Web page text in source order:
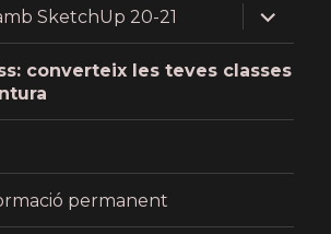
SketchUp 20-21
expand
child
menu
converteix les teves classes
permanent